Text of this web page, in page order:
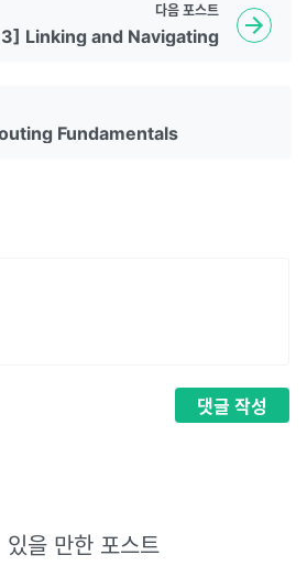
Fundamentals
다음 포스트
Linking and Navigating
댓글 작성
있을 만한 포스트